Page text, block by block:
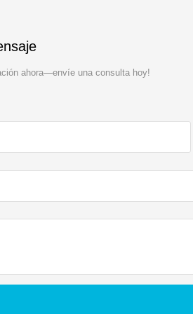
ahora—envíe una consulta hoy!